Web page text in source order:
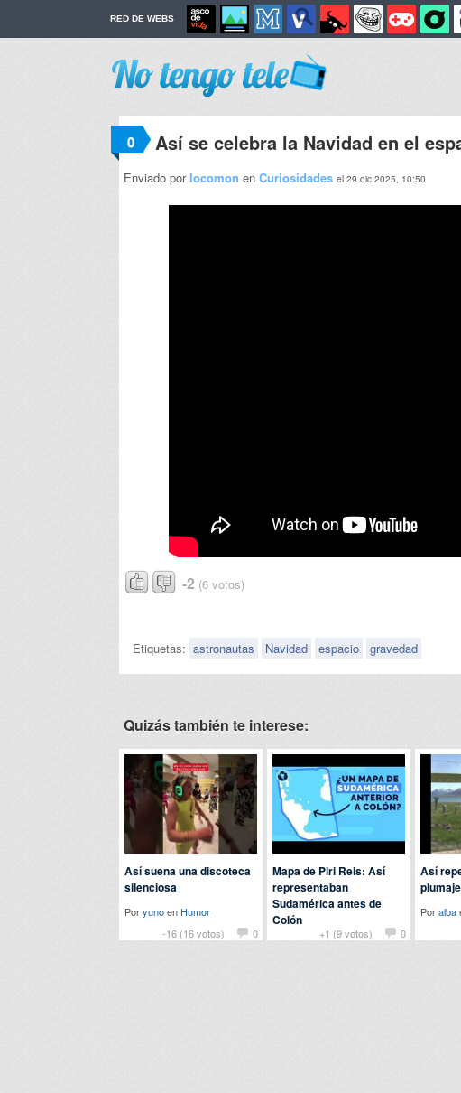
RED DE WEBS
0 Así se celebra la Navidad en el
Enviado por locomon en Curiosidades el 29 dic 2025, 10:50
-2 (6 votos)
Etiquetas: astronautas Navidad espacio gravedad
Quizás también te interese:
-16 (16 votos) 0
Así suena una discoteca
silenciosa
Poryunoen Humor
+1 (9 votos)
0
Mapa de Piri Reis: Así
representaban
Sudamérica antes de
Colón
PorsarayenCuriosidades
Así
Poralba